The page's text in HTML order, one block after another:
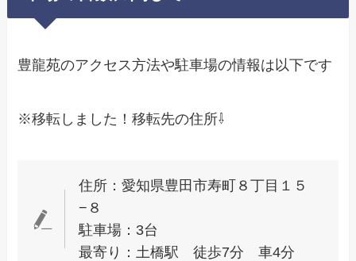
豊龍苑のアクセス方法や駐車場の情報は以下です
※移転しました！移転先の住所⇩
住所：愛知県豊田市寿町８丁目１５
−８
駐車場：3台
最寄り：土橋駅 徒歩7分 車4分